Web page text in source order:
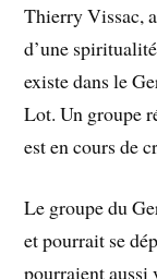
Thierry Vissac,
d’une
existe dans le
Lot. Un groupe
est en cours de
Le groupe du
et pourrait se
pourraient aussi